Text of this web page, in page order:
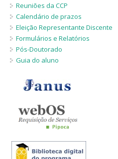
Políticas de Ações Afirmativas
Número de vagas
Candidatos estrangeiros
Bolsas
Exames e arguições
Proficiência em língua inglesa
Critérios para concessão de bolsas
Regimentos e regulamentos
Reuniões da CCP
Calendário de prazos
Eleição Representante Discente
Formulários e Relatórios
Pós-Doutorado
Guia do aluno